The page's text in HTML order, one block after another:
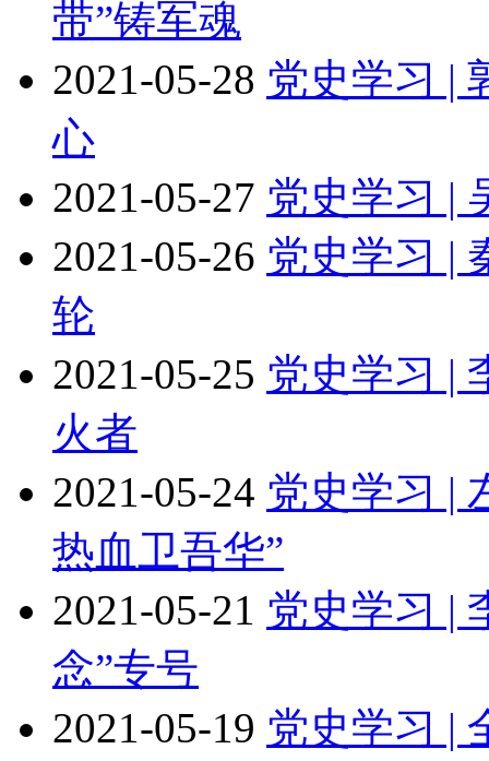
带”铸军魂
2021-05-28 党史学习 |
心
2021-05-27 党史学习 |
2021-05-26 党史学习 |
轮
2021-05-25 党史学习 |
火者
2021-05-24 党史学习 |
热血卫吾华”
2021-05-21 党史学习 |
念”专号
2021-05-19 党史学习 |